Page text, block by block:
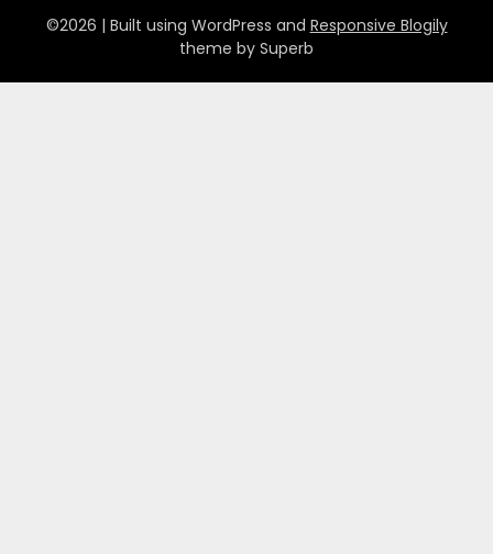
©2026 | Built using WordPress and Responsive Blogily
theme by Superb